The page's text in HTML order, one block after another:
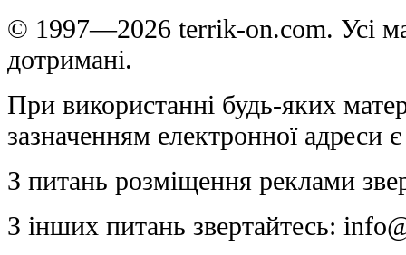
© 1997—2026 terrik-on.com. Усі
дотримані.
При використанні будь-яких
зазначенням електронної адреси
З питань розміщення реклами
З інших питань звертайтесь: